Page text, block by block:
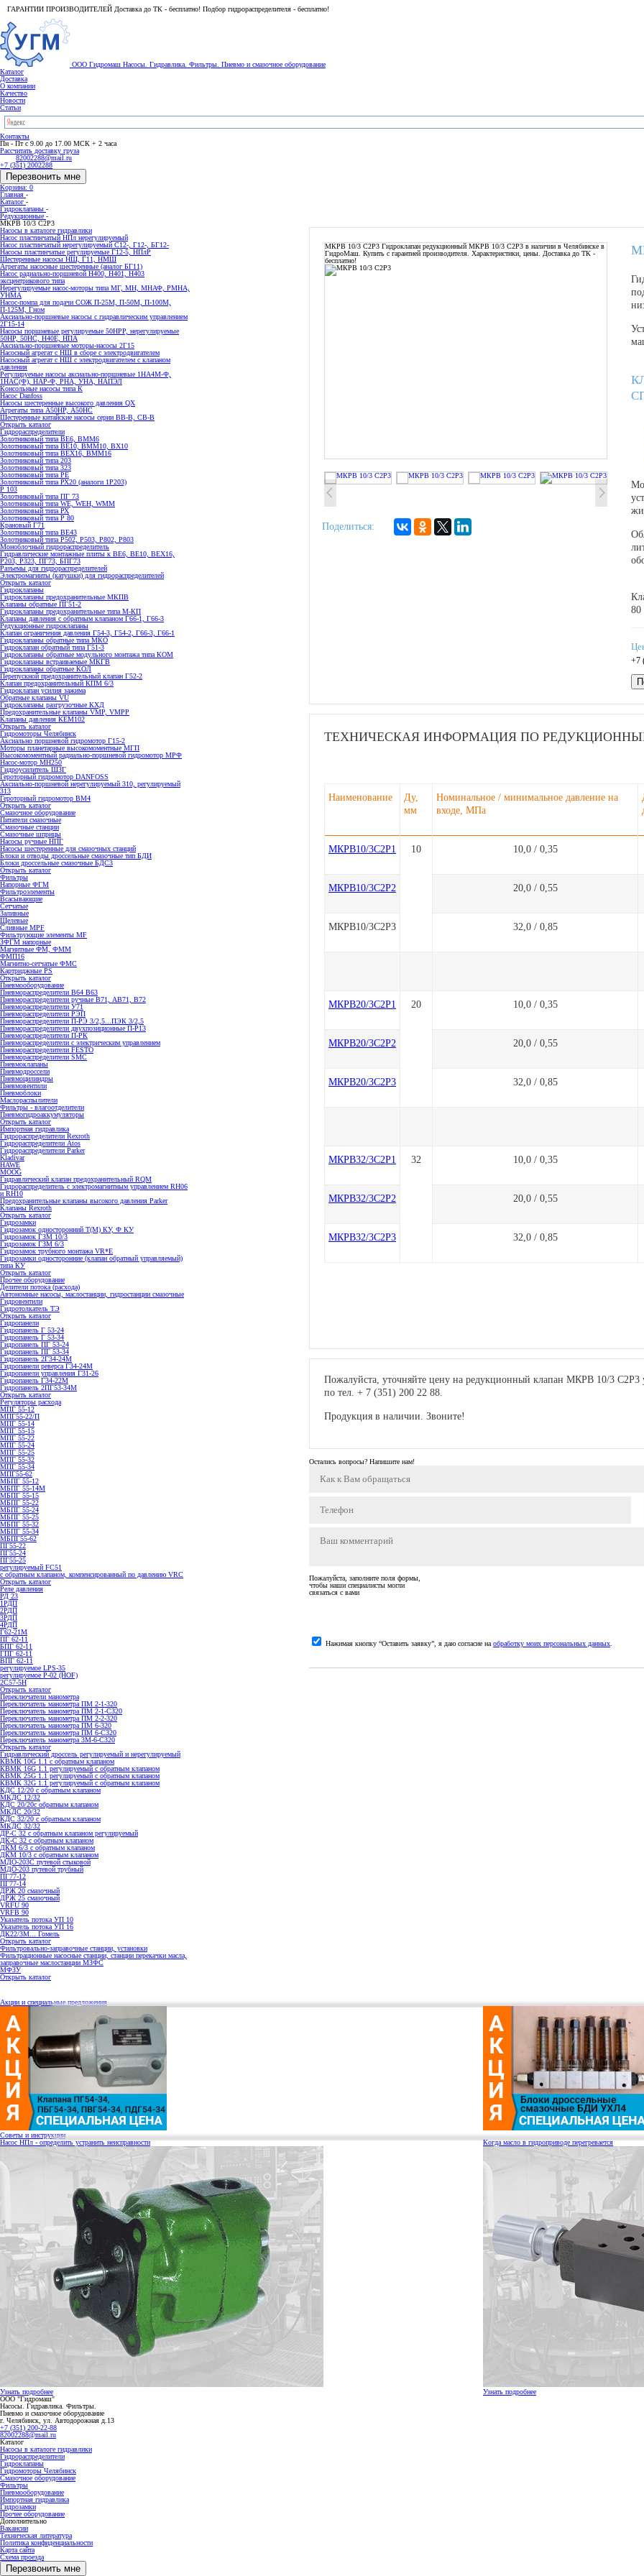
ГАРАНТИИ ПРОИЗВОДИТЕЛЕЙ Доставка до ТК - бесплатно! Подбор гидрораспределителя - бесплатно!
ООО Гидромаш Насосы. Гидравлика. Фильтры. Пневмо и смазочное оборудование
Каталог
Доставка
О компании
Качество
Новости
Статьи
Контакты
Пн - Пт с 9.00 до 17.00 МСК + 2 часа
Рассчитать доставку груза
82002288@mail.ru
+7 (351) 2002288
Перезвонить мне
Корзина: 0
Главная -
Каталог -
Гидроклапаны -
Редукционные -
МКРВ 10/3 С2Р3
Насосы в каталоге гидравлики
Насос пластинчатый НПл нерегулируемый
Насос пластинчатый нерегулируемый С12-, Г12-, БГ12-
Насосы пластинчатые регулируемые Г12-5, НПлР
Шестеренные насосы НШ, Г11, НМШ
Агрегаты насосные шестеренные (аналог БГ11)
Насос радиально-поршневой Н400, Н401, Н403
эксцентрикового типа
Нерегулируемые насос-моторы типа МГ, МН, МНАФ, РМНА,
УНМА
Насос-помпа для подачи СОЖ П-25М, П-50М, П-100М,
П-125М, Гном
Аксиально-поршневые насосы с гидравлическим управлением
2Г15-14
Насосы поршневые регулируемые 50НРР, нерегулируемые
50НР, 50НС, Н40Е, НПА
Аксиально-поршневые моторы-насосы 2Г15
Насосный агрегат с НШ в сборе с электродвигателем
Насосный агрегат с НШ с электродвигателем с клапаном
давления
Регулируемые насосы аксиально-поршневые 1НА4М-Ф,
1НАС(Ф), НАР-Ф, РНА, УНА, НАПЭЛ
Консольные насосы типа К
Насос Danfoss
Насосы шестеренные высокого давления QX
Агрегаты типа А50НР, А50НС
Шестеренные китайские насосы серии ВВ-В, СВ-В
Открыть каталог
Гидрораспределители
Золотниковый типа ВЕ6, ВММ6
Золотниковый типа BE10, ВММ10, ВХ10
Золотниковый типа ВЕХ16, ВММ16
Золотниковый типа 203
Золотниковый типа 323
Золотниковый типа РЕ
Золотниковый типа РХ20 (аналоги 1Р203)
Р 103
Золотниковый типа ПГ 73
Золотниковый типа WE, WEH, WMM
Золотниковый типа РХ
Золотниковый типа Р 80
Крановый Г71
Золотниковый типа BE43
Золотниковый типа Р502, Р503, Р802, Р803
Моноблочный гидрораспределитель
Гидравлические монтажные плиты к ВЕ6, ВЕ10, ВЕХ16,
Р203, Р323, ПГ73, БПГ73
Разъемы для гидрораспределителей
Электромагниты (катушки) для гидрораспределителей
Открыть каталог
Гидроклапаны
Гидроклапаны предохранительные МКПВ
Клапаны обратные ПГ51-2
Гидроклапаны предохранительные типа М-КП
Клапаны давления с обратным клапаном Г66-1, Г66-3
Редукционные гидроклапаны
Клапан ограничения давления Г54-3, Г54-2, Г66-3, Г66-1
Гидроклапаны обратные типа МКО
Гидроклапан обратный типа Г51-3
Гидроклапаны обратные модульного монтажа типа КОМ
Гидроклапаны встраиваемые МКГВ
Гидроклапаны обратные КОЛ
Перепускной предохранительный клапан Г52-2
Клапан предохранительный КПМ 6/3
Гидроклапан усилия зажима
Обратные клапаны VU
Гидроклапаны разгрузочные КХД
Предохранительные клапаны VMP, VMPP
Клапаны давления КЕМ102
Открыть каталог
Гидромоторы Челябинск
Аксиально поршневой гидромотор Г15-2
Моторы планетарные высокомоментные МГП
Высокомоментный радиально-поршневой гидромотор МРФ
Насос-мотор МН250
Гидроусилитель ШЗГ
Героторный гидромотор DANFOSS
Аксиально-поршневой нерегулируемый 310, регулируемый
313
Героторный гидромотор ВМ4
Открыть каталог
Смазочное оборудование
Питатели смазочные
Смазочные станции
Смазочные шприцы
Насосы ручные НПГ
Насосы шестеренные для смазочных станций
Блоки и отводы дроссельные смазочные тип БДИ
Блоки дроссельные смазочные БДС3
Открыть каталог
Фильтры
Напорные ФГМ
Фильтроэлементы
Всасывающие
Сетчатые
Заливные
Щелевые
Сливные MPF
Фильтрующие элементы MF
ЗФГМ напорные
Магнитные ФМ, ФММ
ФМП16
Магнитно-сетчатые ФМС
Картриджные PS
Открыть каталог
Пневмооборудование
Пневмораспределители В64 В63
Пневмораспределители ручные В71, АВ71, В72
Пневмораспределители У71
Пневмораспределители РЭП
Пневмораспределители П-РЭ 3/2,5...ПЭК 3/2,5
Пневмораспределители двухпозиционные П-Р13
Пневмораспределители П-РК
Пневмораспределители с электрическим управлением
Пневмораспределители FESTO
Пневмораспределители SMC
Пневмоклапаны
Пневмодроссели
Пневмоцилиндры
Пневмовентили
Пневмоблоки
Маслораспылители
Фильтры - влагоотделители
Пневмогидроаккумуляторы
Открыть каталог
Импортная гидравлика
Гидрораспределители Rexroth
Гидрораспределители Atos
Гидрораспределители Parker
Kladivar
HAWE
MOOG
Гидравлический клапан предохранительный RQM
Гидрораспределитель с электромагнитным управлением RH06
и RH10
Предохранительные клапаны высокого давления Parker
Клапаны Rexroth
Открыть каталог
Гидрозамки
Гидрозамок односторонний Т(М) КУ, Ф КУ
Гидрозамок ГЗМ 10/3
Гидрозамок ГЗМ 6/3
Гидрозамок трубного монтажа VR*E
Гидрозамки односторонние (клапан обратный управляемый)
типа КУ
Открыть каталог
Прочее оборудование
Делители потока (расхода)
Автономные насосы, маслостанции, гидростанции смазочные
Гидровентили
Гидротолкатель ТЭ
Открыть каталог
Гидропанели
Гидропанель Г 53-24
Гидропанель Г 53-34
Гидропанель ПГ 53-24
Гидропанель ПГ 53-34
Гидропанель 2Г34-24М
Гидропанели реверса Г34-24М
Гидропанели управления Г31-26
Гидропанель Г34-22М
Гидропанель 2ПГ53-34М
Открыть каталог
Регуляторы расхода
МПГ 55-12
МПГ55-22/П
МПГ 55-14
МПГ 55-15
МПГ 55-22
МПГ 55-24
МПГ 55-25
МПГ 55-32
МПГ 55-34
МПГ55-62
МБПГ 55-12
МБПГ 55-14М
МБПГ 55-15
МБПГ 55-22
МБПГ 55-24
МБПГ 55-25
МБПГ 55-32
МБПГ 55-34
МБПГ55-62
ПГ55-22
ПГ55-24
ПГ55-25
регулируемый FC51
с обратным клапаном, компенсированный по давлению VRC
Открыть каталог
Реле давления
РД 23
1РДП
2РДП
3РДП
4РДП
Г62-21М
ПГ 62-11
БПГ 62-11
ГПГ 62-11
ВПГ 62-11
регулируемое LPS-35
регулируемое P-02 (HOF)
2С57-5Н
Открыть каталог
Переключатели манометра
Переключатель манометра ПМ 2-1-320
Переключатель манометра ПМ 2-1-С320
Переключатель манометра ПМ 2-2-320
Переключатель манометра ПМ 6-320
Переключатель манометра ПМ 6-С320
Переключатель манометра 3M-6-C320
Открыть каталог
Гидравлический дроссель регулируемый и нерегулируемый
КВМК 10G 1.1 с обратным клапаном
КВМК 16G 1.1 регулируемый с обратным клапаном
КВМК 25G 1.1 регулируемый с обратным клапаном
КВМК 32G 1.1 регулируемый с обратным клапаном
КДC 12/20 с обратным клапаном
МКДС 12/32
КДC 20/20с обратным клапаном
МКДС 20/32
КДC 32/20 с обратным клапаном
МКДС 32/32
ДР-С 32 с обратным клапаном регулируемый
ДК-С 32 с обратным клапаном
ДКМ 6/3 с обратным клапаном
ДКМ 10/3 с обратным клапаном
МДО-203С путевой стыковой
МДО-203 путевой трубный
ПГ77-12
ПГ77-14
ДРЖ 20 смазочный
ДРЖ 25 смазочный
VRFU 90
VRFВ 90
Указатель потока УП 10
Указатель потока УП 16
ДК22/3М... Гомель
Открыть каталог
Фильтровально-заправочные станции, установки
Фильтрационные насосные станции, станции перекачки масла,
заправочные маслостанции МЗФС
МФЗУ
Открыть каталог
МКРВ 10/3 С2Р3 Гидроклапан редукционный МКРВ 10/3 С2Р3 в наличии в Челябинске в
ГидроМаш. Купить с гарантией производителя. Характеристики, цены. Доставка до ТК -
бесплатно!
Поделиться:
80
+7
ТЕХНИЧЕСКАЯ ИНФОРМАЦИЯ ПО
Наименование
Ду,
мм
Номинальное / минимальное давление на
входе, МПа
МКРВ10/3С2Р1 10 10,0 / 0,35
МКРВ10/3С2Р2 20,0 / 0,55
МКРВ10/3С2Р3 32,0 / 0,85
МКРВ20/3С2Р1 20 10,0 / 0,35
МКРВ20/3С2Р2 20,0 / 0,55
МКРВ20/3С2Р3 32,0 / 0,85
МКРВ32/3С2Р1 32 10,0 / 0,35
МКРВ32/3С2Р2 20,0 / 0,55
МКРВ32/3С2Р3 32,0 / 0,85
Пожалуйста, уточняйте цену на редукционный клапан МКРВ 10/3 С2Р3
по тел. + 7 (351) 200 22 88.
Продукция в наличии. Звоните!
Остались вопросы? Напишите нам!
Пожалуйста, заполните поля формы,
чтобы наши специалисты могли
связаться с вами
Нажимая кнопку “Оставить заявку”, я даю согласие на обработку моих персональных данных
Акции и специальные предложения
Советы и инструкции
Насос НПл - определить устранить неисправности
Узнать подробнее
Когда масло в гидроприводе перегревается
Узнать подробнее
ООО "Гидромаш"
Насосы. Гидравлика. Фильтры.
Пневмо и смазочное оборудование
г. Челябинск, ул. Автодорожная д.13
+7 (351) 200-22-88
82002288@mail.ru
Каталог
Насосы в каталоге гидравлики
Гидрораспределители
Гидроклапаны
Гидромоторы Челябинск
Смазочное оборудование
Фильтры
Пневмооборудование
Импортная гидравлика
Гидрозамки
Прочее оборудование
Дополнительно
Вакансии
Техническая литература
Политика конфиденциальности
Карта сайта
Схема проезда
Перезвонить мне